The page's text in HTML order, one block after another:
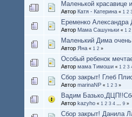
Маленькой красавице
Автор Катя - Катерина « 1 2
Еременко Александра
Автор Мама Сашуньки « 1 2
Маленький Дима очень
Автор Яна « 1 2 »
Особый ребенок
Автор мама Тимоши « 1 2 3
Сбор закрыт! Глеб
Автор marinaNP « 1 2 3 »
Вадим
Автор kazyho « 1 2 3 4 ... 9 »
Сбор закрыт! Данила